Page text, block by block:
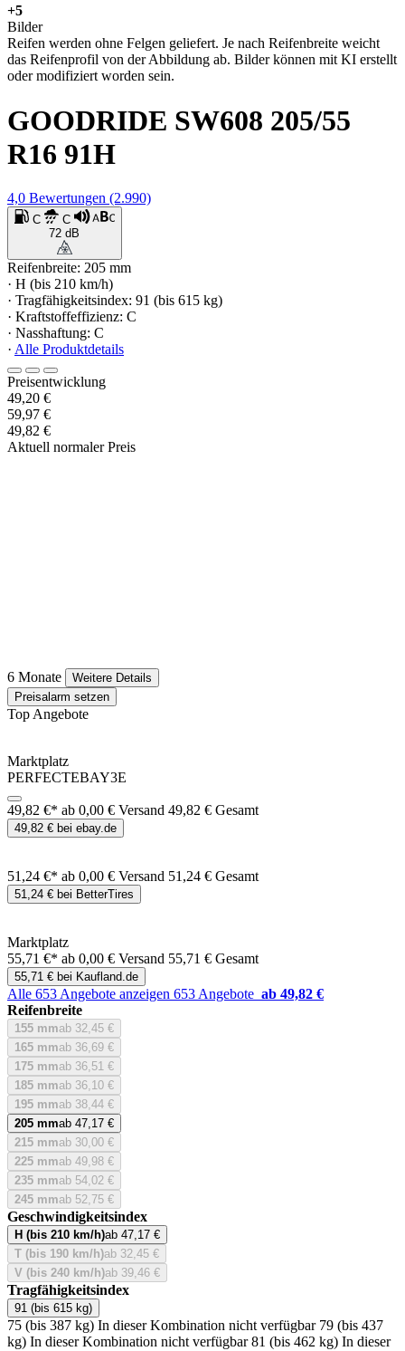
+5
Bilder
Reifen werden ohne Felgen geliefert. Je nach Reifenbreite weicht
das Reifenprofil von der Abbildung ab. Bilder können mit KI erstellt
oder modifiziert worden sein.
GOODRIDE SW608 205/55
R16 91H
4,0 Bewertungen (2.990)
C
C
72 dB
Reifenbreite: 205 mm
· H (bis 210 km/h)
· Tragfähigkeitsindex: 91 (bis 615 kg)
· Kraftstoffeffizienz: C
· Nasshaftung: C
· Alle Produktdetails
Preisentwicklung
49,20 €
59,97 €
49,82 €
Aktuell normaler Preis
6 Monate
Weitere Details
Preisalarm setzen
Top Angebote
Marktplatz
PERFECTEBAY3E
49,82 €* ab 0,00 € Versand 49,82 € Gesamt
49,82 € bei ebay.de
51,24 €* ab 0,00 € Versand 51,24 € Gesamt
51,24 € bei BetterTires
Marktplatz
55,71 €* ab 0,00 € Versand 55,71 € Gesamt
55,71 € bei Kaufland.de
Alle 653 Angebote anzeigen 653 Angebote ab 49,82 €
Reifenbreite
155 mmab 32,45 €
165 mmab 36,69 €
175 mmab 36,51 €
185 mmab 36,10 €
195 mmab 38,44 €
205 mmab 47,17 €
215 mmab 30,00 €
225 mmab 49,98 €
235 mmab 54,02 €
245 mmab 52,75 €
Geschwindigkeitsindex
H (bis 210 km/h)ab 47,17 €
T (bis 190 km/h)ab 32,45 €
V (bis 240 km/h)ab 39,46 €
Tragfähigkeitsindex
91 (bis 615 kg)
75 (bis 387 kg) In dieser Kombination nicht verfügbar 79 (bis 437
kg) In dieser Kombination nicht verfügbar 81 (bis 462 kg) In dieser